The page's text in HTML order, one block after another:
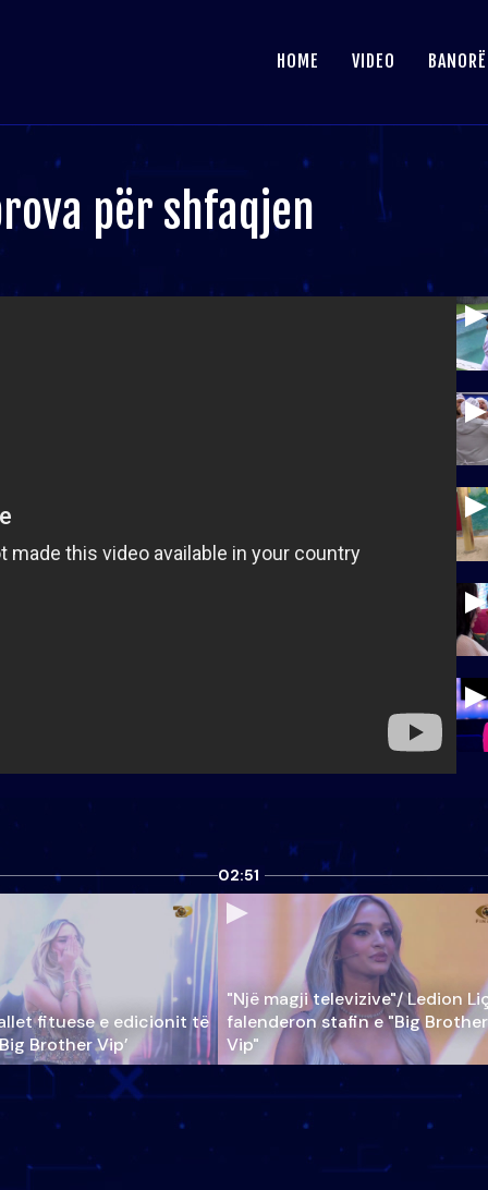
HOME VIDEO
për shfaqjen
fituese e edicionit të
Brother Vip’
02:51
"Një magji televizive"/ Ledion
falenderon stafin e "Big Brother
Vip"